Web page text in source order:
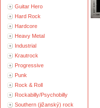
Guitar Hero
Hard Rock
Hardcore
Heavy Metal
Industrial
Krautrock
Progressive
Punk
Rock & Roll
Rockabilly/Psychobilly
Southern (jižanský) rock